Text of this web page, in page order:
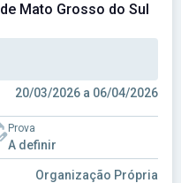
Mato Grosso do Sul
20/03/2026 a 06/04/2026
Prova
A definir
Organização Própria